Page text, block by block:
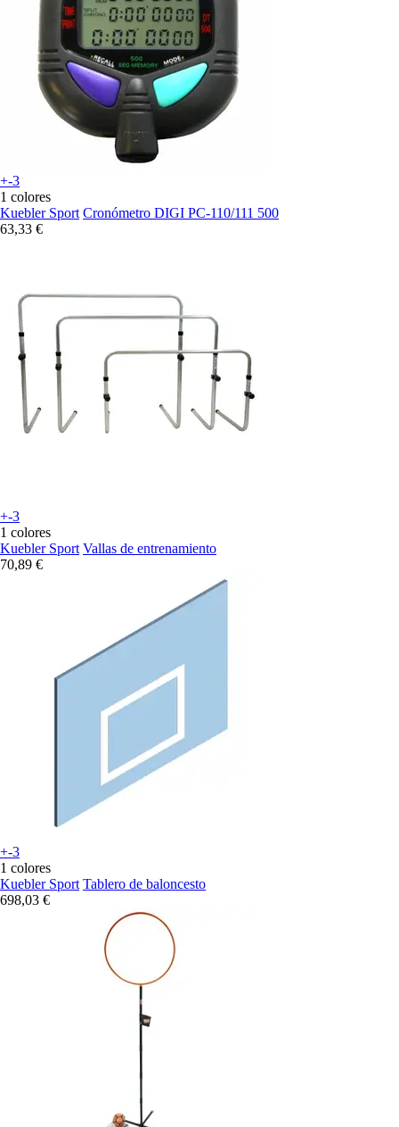
+-3
1 colores
Kuebler Sport Cronómetro DIGI PC-110/111 500
63,33 €
+-3
1 colores
Kuebler Sport Vallas de entrenamiento
70,89 €
+-3
1 colores
Kuebler Sport Tablero de baloncesto
698,03 €